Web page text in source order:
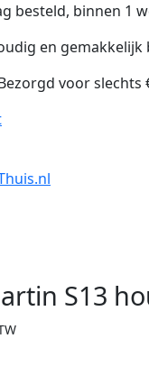
besteld, binnen 1
en gemakkelijk
voor slechts
S13